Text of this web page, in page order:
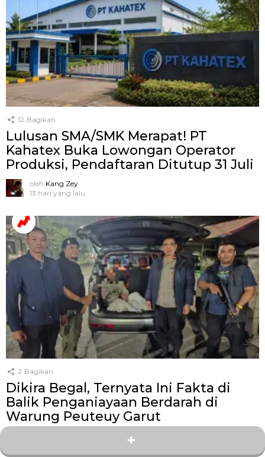
12 Bagikan
Lulusan SMA/SMK Merapat! PT
Kahatex Buka Lowongan Operator
Produksi, Pendaftaran Ditutup 31 Juli
oleh Kang Zey
13 hari yang lalu
2 Bagikan
Dikira Begal, Ternyata Ini Fakta di
Balik Penganiayaan Berdarah di
Warung Peuteuy Garut